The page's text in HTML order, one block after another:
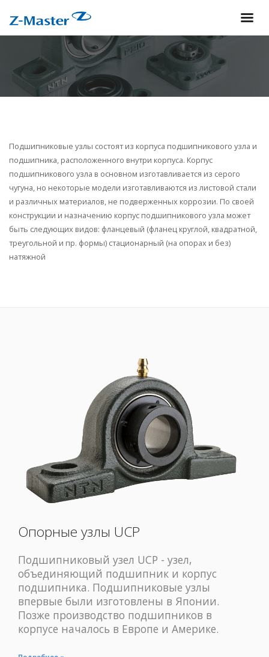
основному
Подшипниковые узлы состоят из корпуса подшипникового узла и
подшипника, расположенного внутри корпуса. Корпус
подшипникового узла в основном изготавливается из серого
чугуна, но некоторые модели изготавливаются из листовой стали
и различных материалов, не подверженных коррозии. По своей
конструкции и назначению корпус подшипникового узла может
быть следующих видов: фланцевый (фланец круглой, квадратной,
треугольной и пр. формы) стационарный (на опорах и без)
натяжной
Опорные узлы UCP
Подшипниковый узел UCP - узел,
объединяющий подшипник и корпус
подшипника. Подшипниковые узлы
впервые были изготовлены в Японии.
Позже производство подшипников в
корпусе началось в Европе и Америке.